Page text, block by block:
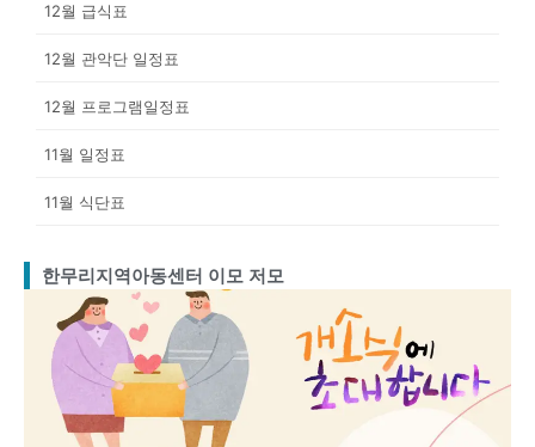
12월 급식표
12월 관악단 일정표
12월 프로그램일정표
11월 일정표
11월 식단표
한무리지역아동센터 이모 저모